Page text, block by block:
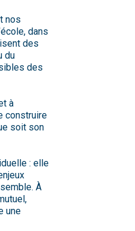
nos
dans
des
du
des
à
construire
soit son
: elle
À
une